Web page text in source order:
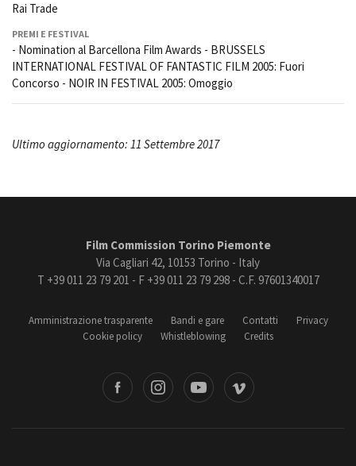
Rai Trade
PREMI E FESTIVAL
- Nomination al Barcellona Film Awards - BRUSSELS
INTERNATIONAL FESTIVAL OF FANTASTIC FILM 2005: Fuori
Concorso - NOIR IN FESTIVAL 2005: Omoggio
Ultimo aggiornamento: 11 Settembre 2017
Film Commission Torino Piemonte
Via Cagliari 42, 10153 Torino - Italy
T +39 011 23 79 201 - F +39 011 23 79 298 - C.F. 97601340017
Amministrazione trasparente Bandi e gare Contatti
Privacy
Cookie policy
Whistleblowing Credits
Vimeo